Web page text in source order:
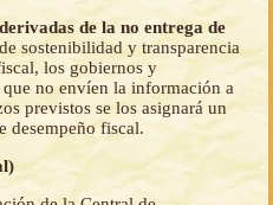
de la no entrega de
sostenibilidad y transparencia
los gobiernos y
no envíen la información a
previstos se los asignará un
desempeño fiscal.